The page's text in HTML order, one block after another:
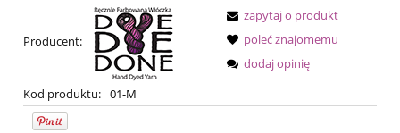
Producent:
Kod produktu: 01-M
zapytaj o produkt
poleć znajomemu
dodaj opinię